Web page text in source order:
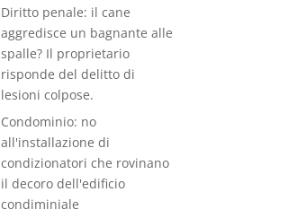
Diritto penale: il cane
aggredisce un bagnante alle
spalle? Il proprietario
risponde del delitto di
lesioni colpose.
Condominio: no
all'installazione di
condizionatori che rovinano
il decoro dell'edificio
condiminiale